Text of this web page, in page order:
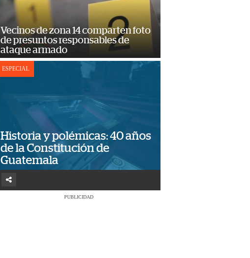
Vecinos de zona 14 comparten foto
de presuntos responsables de
ataque armado
ESPECIAL
Historia y polémicas: 40 años
de la Constitución de
Guatemala
PUBLICIDAD